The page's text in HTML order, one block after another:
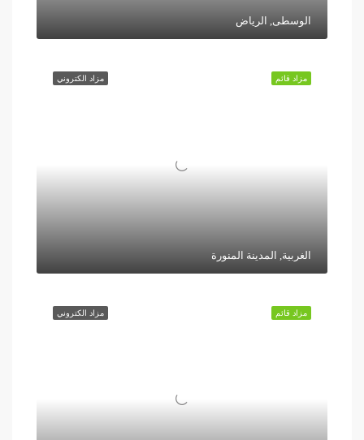
الوسطى, الرياض
مزاد الكتروني مزاد قائم
الغربية, المدينة المنورة
مزاد الكتروني مزاد قائم